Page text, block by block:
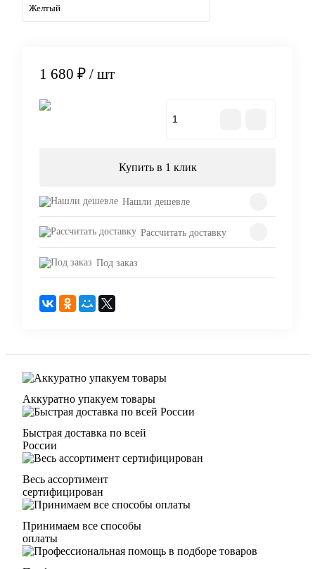
Желтый
1 680 ₽ / шт
Купить в 1 клик
Нашли дешевле
Рассчитать доставку
Под заказ
Аккуратно упакуем товары
Быстрая доставка по всей
России
Весь ассортимент
сертифицирован
Принимаем все способы
оплаты